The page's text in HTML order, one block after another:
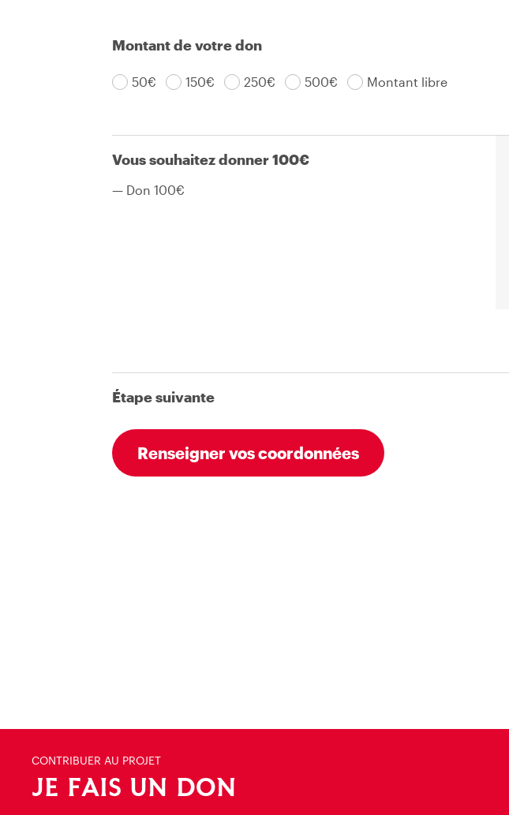
Montant de votre don
50€ 150€ 250€ 500€ Montant libre
Vous souhaitez donner100€
— Don 100€
Étape suivante
Renseigner vos coordonnées
CONTRIBUER AU PROJET
JE FAIS UN DON